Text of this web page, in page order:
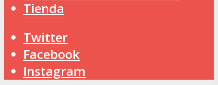
Tienda
Twitter
Facebook
Instagram